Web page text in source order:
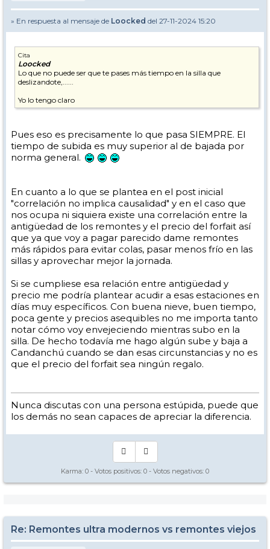
» En respuesta al mensaje de Loocked del 27-11-2024 15:20
Cita
Loocked
Lo que no puede ser que te pases más tiempo en la silla que
deslizandote,......
Yo lo tengo claro
Pues eso es precisamente lo que pasa SIEMPRE. El
tiempo de subida es muy superior al de bajada por
norma general.
En cuanto a lo que se plantea en el post inicial
"correlación no implica causalidad" y en el caso que
nos ocupa ni siquiera existe una correlación entre la
antigüedad de los remontes y el precio del forfait así
que ya que voy a pagar parecido dame remontes
más rápidos para evitar colas, pasar menos frío en las
sillas y aprovechar mejor la jornada.
Si se cumpliese esa relación entre antigüedad y
precio me podría plantear acudir a esas estaciones en
días muy específicos. Con buena nieve, buen tiempo,
poca gente y precios asequibles no me importa tanto
notar cómo voy envejeciendo mientras subo en la
silla. De hecho todavía me hago algún sube y baja a
Candanchú cuando se dan esas circunstancias y no es
que el precio del forfait sea ningún regalo.
Nunca discutas con una persona estúpida, puede que
los demás no sean capaces de apreciar la diferencia.
Karma: 0 - Votos positivos: 0 - Votos negativos: 0
Re: Remontes ultra modernos vs remontes viejos